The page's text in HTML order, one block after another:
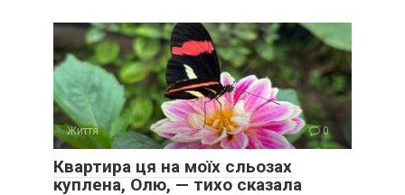
Життя 0
Квартира ця на моїх сльозах
куплена, Олю, — тихо сказала